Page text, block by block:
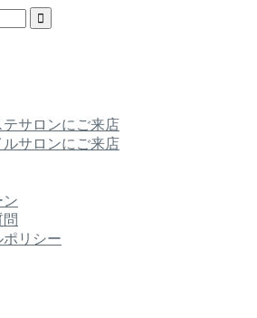
サロンにご来店
サロンにご来店
ン
リシー